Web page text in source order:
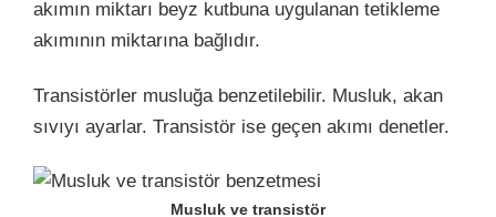
akımın miktarı beyz kutbuna uygulanan tetikleme
akımının miktarına bağlıdır.
Transistörler musluğa benzetilebilir. Musluk, akan
sıvıyı ayarlar. Transistör ise geçen akımı denetler.
Musluk ve transistör